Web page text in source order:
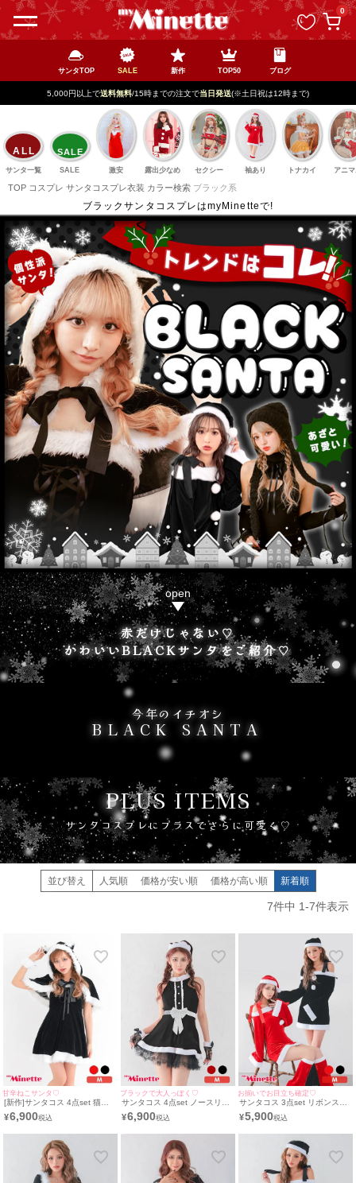
0
サンタTOP SALE 新作 TOP50 ブログ
5,000円以上で送料無料/15時までの注文で当日発送(※土日祝は12時まで)
ALL
サンタ一覧
SALE
SALE 激安 露出少なめ セクシー 袖あり トナカイ アニ
TOP コスプレ サンタコスプレ衣装 カラー検索 ブラック系
ブラックサンタコスプレはmyMinetteで!
赤だけじゃない♡
かわいいBLACKサンタをご紹介♡
今年のイチオシ
BLACK SANTA
PLUS ITEMS
サンタコスプレにプラスでさらに可愛く♡
並び替え 人気順 価格が安い順 価格が高い順 新着順
7件中 1-7件表示
甘辛ねこサンタ♡
[新作]サンタコス 4点set 猫耳
付きケープ レースアップ ベア
ワンピース 猫 アニマル ふわふ
＋透明ストラップ]
¥6,900
ブラックで大人っぽく♡
サンタコス 4点set ノースリー
ブ フレアスカート レース リボ
ン Aライン プチプラ サンタ コ
¥6,900
お揃いでお目立ち確定♡
サンタコス 3点set リボンスト
ラップ オフショル プチプラ サ
ンタ コスプレ [ワンピース+帽
¥5,900
ペー
ジト
ップ